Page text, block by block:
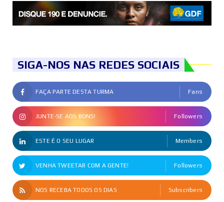
SIGA-NOS NAS REDES SOCIAIS
FAÇA PARTE DESTA TURMA Fans
JUNTE-SE AOS BONS! Followers
ESTE É O SEU LUGAR Members
VENHA TWEETAR COM A GENTE! Followers
NOS RECEBA TODOS OS DIAS Subscribers